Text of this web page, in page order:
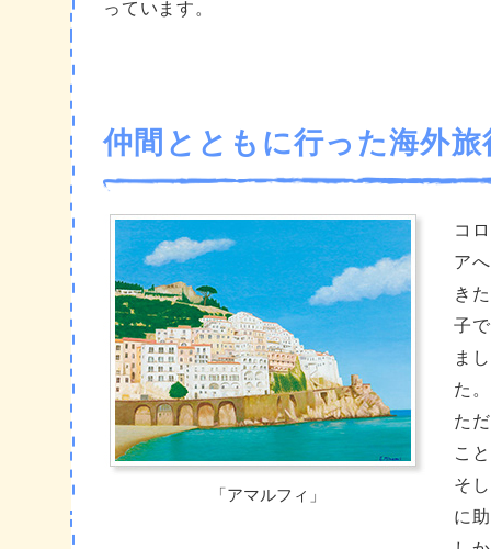
っています。
仲間とともに行った海外旅
「アマルフィ」
コ
ア
き
子
ま
た
た
こ
そ
に